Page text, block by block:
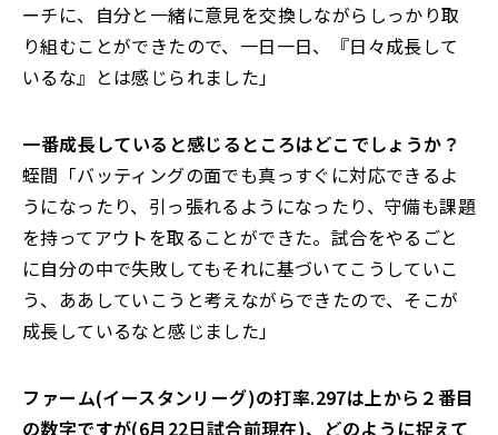
ーチに、自分と一緒に意見を交換しながらしっかり取
り組むことができたので、一日一日、『日々成長して
いるな』とは感じられました」
――一番成長していると感じるところはどこでしょうか？
蛭間「バッティングの面でも真っすぐに対応できるよ
うになったり、引っ張れるようになったり、守備も課題
を持ってアウトを取ることができた。試合をやるごと
に自分の中で失敗してもそれに基づいてこうしていこ
う、ああしていこうと考えながらできたので、そこが
成長しているなと感じました」
――ファーム(イースタンリーグ)の打率.297は上から２番目
の数字ですが(6月22日試合前現在)、どのように捉えて